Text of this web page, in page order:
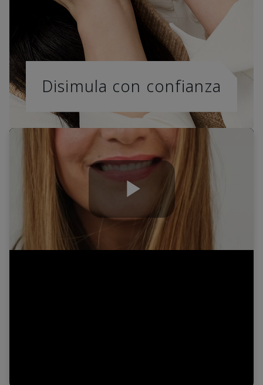
Disimula con confianza
Play